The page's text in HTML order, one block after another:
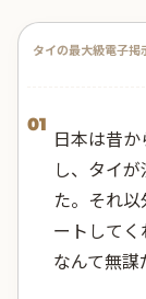
タイの最大級電子
01
日本は昔
し、タイ
た。それ
ートして
なんて無謀